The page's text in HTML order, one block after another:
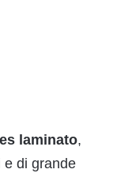
laminato,
e di grande